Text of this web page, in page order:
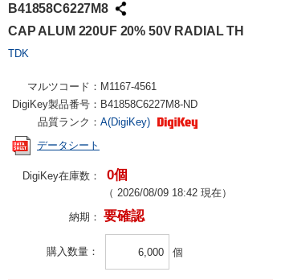
B41858C6227M8
CAP ALUM 220UF 20% 50V RADIAL TH
TDK
マルツコード： M1167-4561
DigiKey製品番号： B41858C6227M8-ND
品質ランク： A(DigiKey)
データシート
DigiKey在庫数： 0個
（ 2026/08/09 18:42 現在）
納期： 要確認
購入数量 個